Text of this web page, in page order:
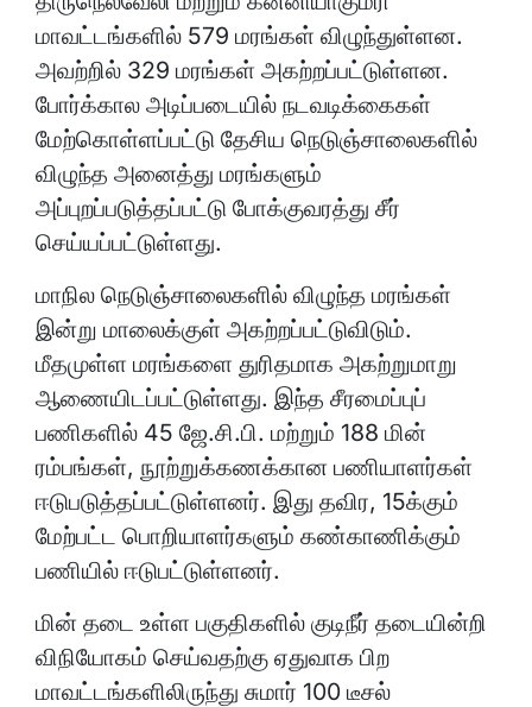
மாவட்டங்களில் 579 மரங்கள் விழுந்துள்ளன.
அவற்றில் 329 மரங்கள் அகற்றப்பட்டுள்ளன.
போர்க்கால அடிப்படையில் நடவடிக்கைகள்
மேற்கொள்ளப்பட்டு தேசிய நெடுஞ்சாலைகளில்
விழுந்த அனைத்து மரங்களும்
அப்புறப்படுத்தப்பட்டு போக்குவரத்து சீர்
செய்யப்பட்டுள்ளது.
மாநில நெடுஞ்சாலைகளில் விழுந்த மரங்கள்
இன்று மாலைக்குள் அகற்றப்பட்டுவிடும்.
மீதமுள்ள மரங்களை துரிதமாக அகற்றுமாறு
ஆணையிடப்பட்டுள்ளது. இந்த சீரமைப்புப்
பணிகளில் 45 ஜே.சி.பி. மற்றும் 188 மின்
ரம்பங்கள், நூற்றுக்கணக்கான பணியாளர்கள்
ஈடுபடுத்தப்பட்டுள்ளனர். இது தவிர, 15க்கும்
மேற்பட்ட பொறியாளர்களும் கண்காணிக்கும்
பணியில் ஈடுபட்டுள்ளனர்.
மின் தடை உள்ள பகுதிகளில் குடிநீர் தடையின்றி
விநியோகம் செய்வதற்கு ஏதுவாக பிற
மாவட்டங்களிலிருந்து சுமார் 100 டீசல்